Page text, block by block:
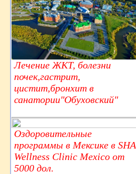
Лечение ЖКТ, болезни
почек,гастрит,
цистит,бронхит в
санатории"Обуховский"
Оздоровительные
программы в Мексике в SHA
Wellness Clinic Mexico от
5000 дол.